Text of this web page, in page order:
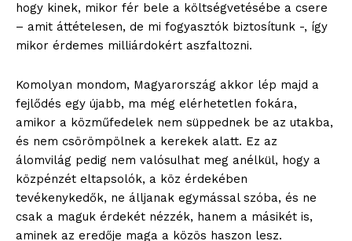
hogy kinek, mikor fér bele a költségvetésébe a csere
– amit áttételesen, de mi fogyasztók biztosítunk -, így
mikor érdemes milliárdokért aszfaltozni.
Komolyan mondom, Magyarország akkor lép majd a
fejlődés egy újabb, ma még elérhetetlen fokára,
amikor a közműfedelek nem süppednek be az utakba,
és nem csörömpölnek a kerekek alatt. Ez az
álomvilág pedig nem valósulhat meg anélkül, hogy a
közpénzét eltapsolók, a köz érdekében
tevékenykedők, ne álljanak egymással szóba, és ne
csak a maguk érdekét nézzék, hanem a másikét is,
aminek az eredője maga a közös haszon lesz.